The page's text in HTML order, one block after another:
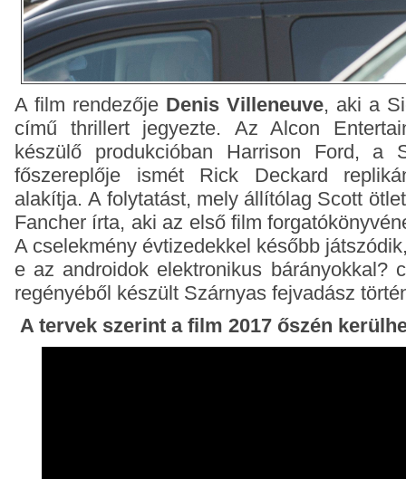
A film rendezője Denis Villeneuve, aki a
című thrillert jegyezte. Az Alcon
készülő produkcióban Harrison Ford, a
főszereplője ismét Rick Deckard
alakítja.A folytatást, mely állítólag Scott
Fancher írta, aki az első film
A cselekmény évtizedekkel később
e az androidok elektronikus bárányokkal?
regényéből készült Szárnyas fejvadász
A tervek szerint a film 2017 őszén